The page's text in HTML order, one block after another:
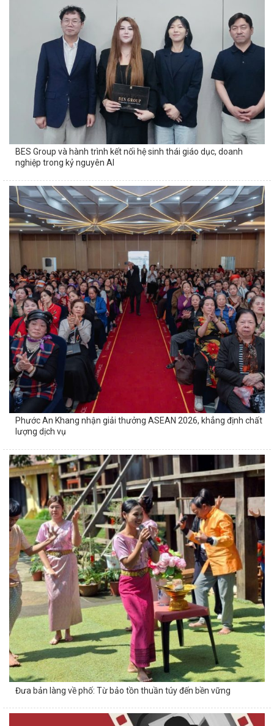
BES Group và hành trình kết nối hệ sinh thái giáo dục, doanh
nghiệp trong kỷ nguyên AI
Phước An Khang nhận giải thưởng ASEAN 2026, khẳng định chất
lượng dịch vụ
Đưa bản làng về phố: Từ bảo tồn thuần túy đến bền vững